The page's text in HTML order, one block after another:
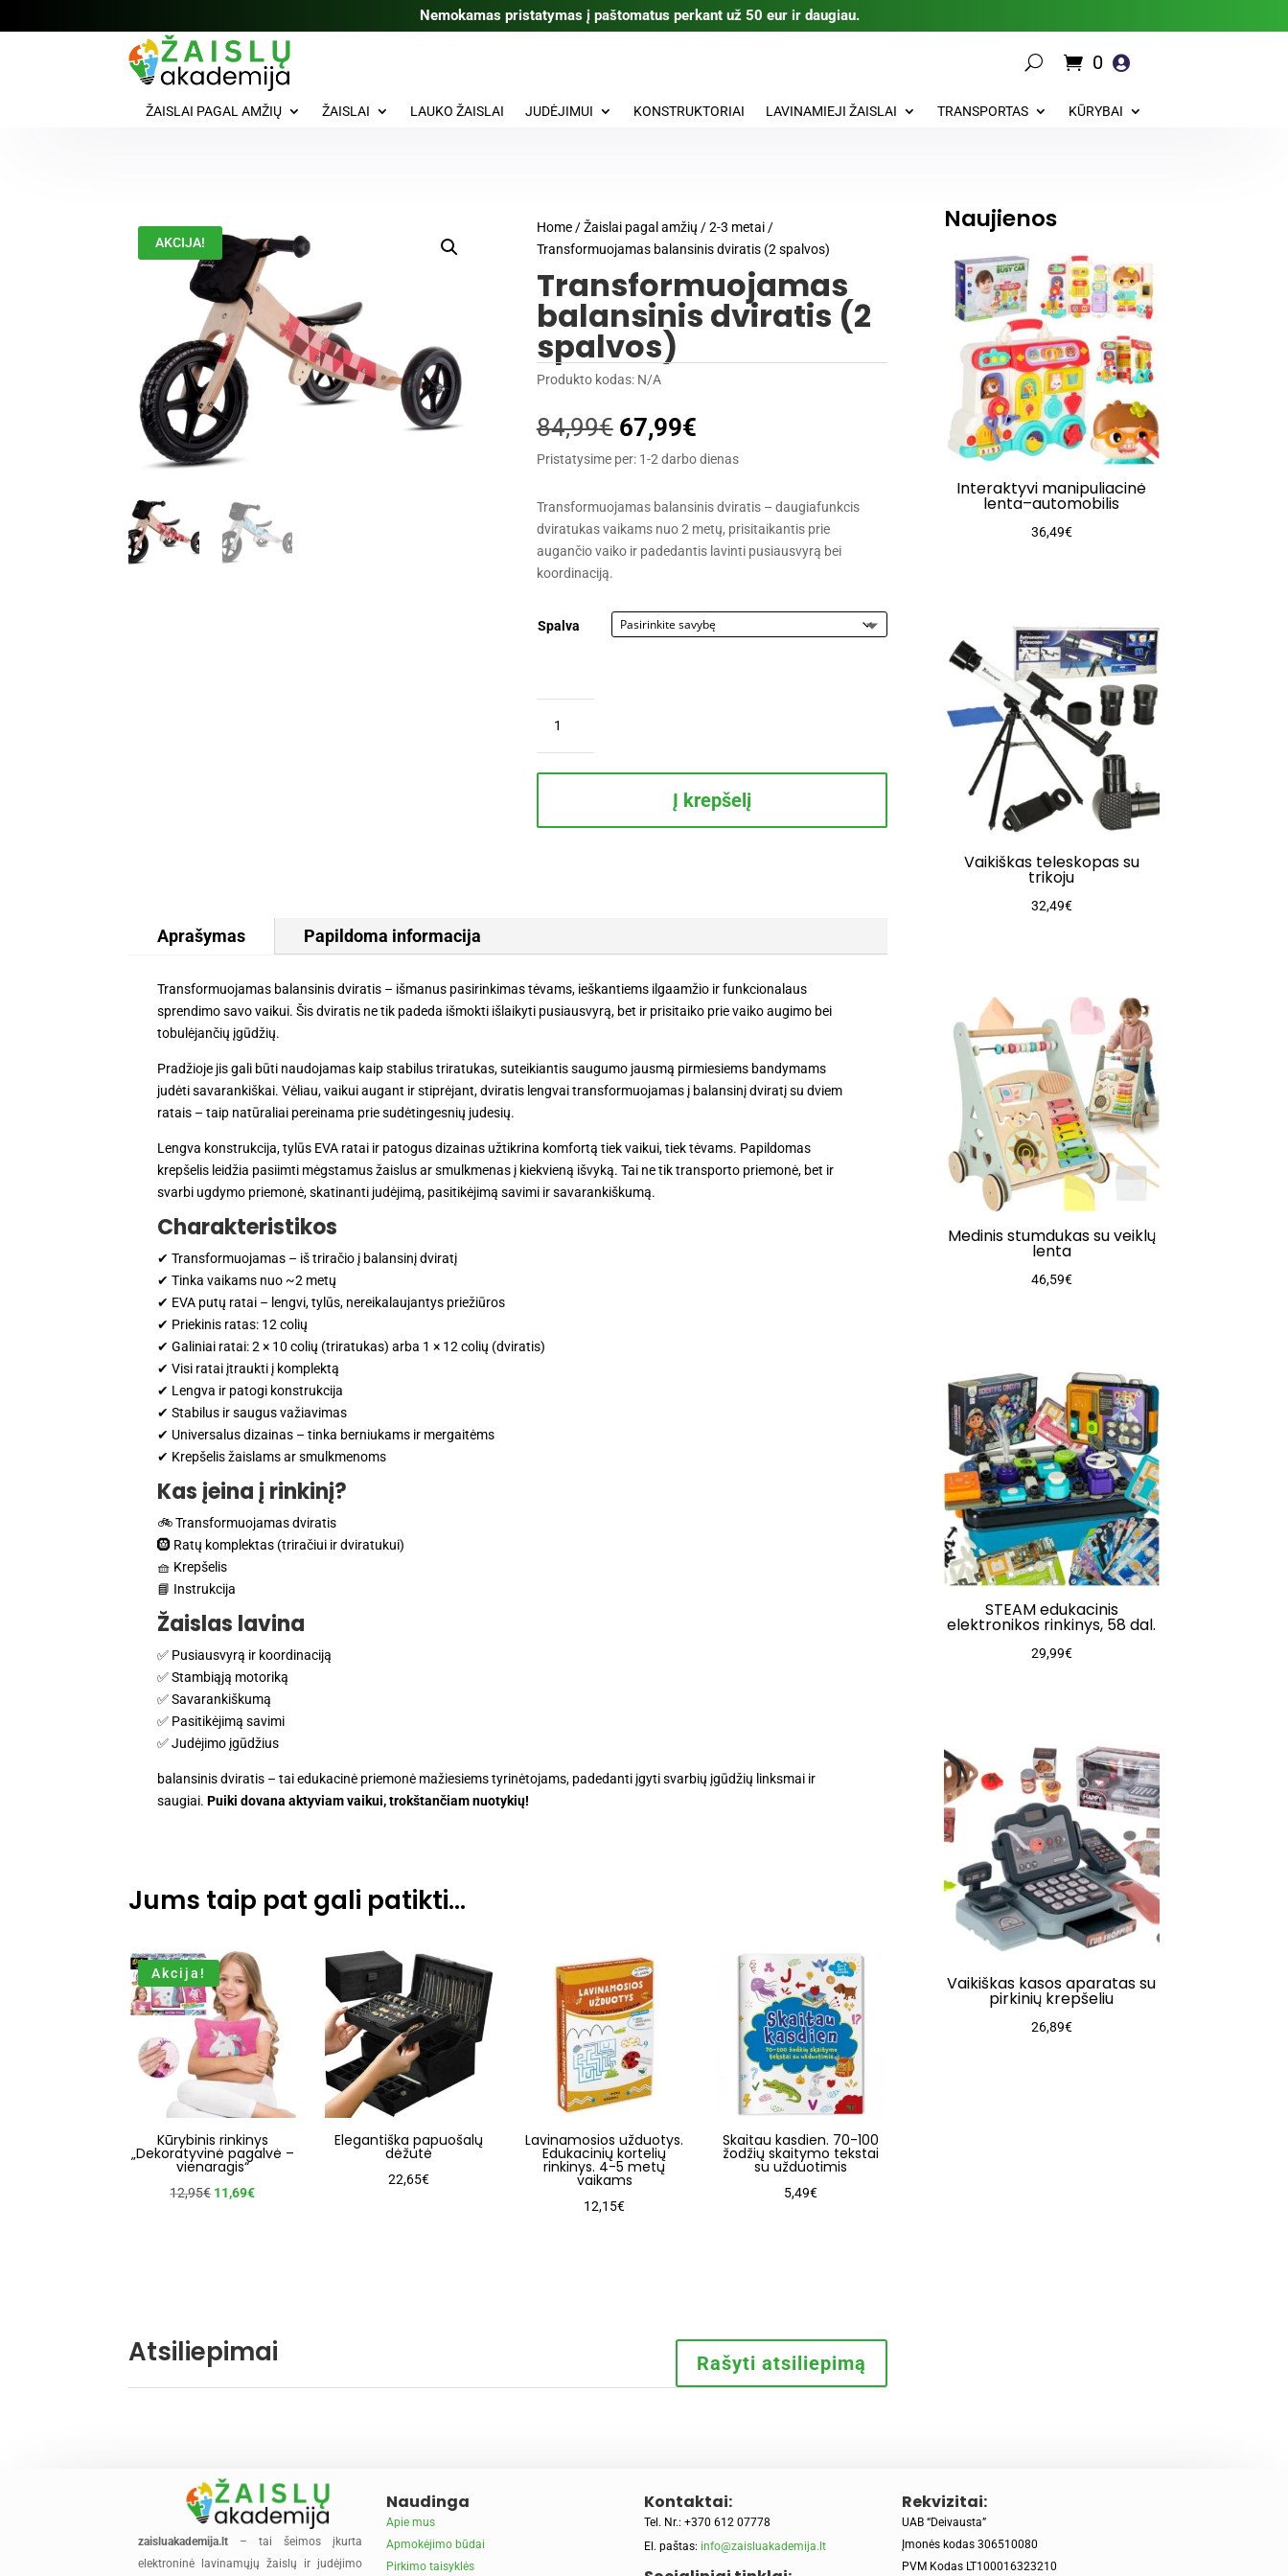
Nemokamas pristatymas į paštomatus perkant už 50 eur ir daugiau.
0 
ŽAISLAI PAGAL AMŽIŲ ŽAISLAI LAUKO ŽAISLAI JUDĖJIMUI KONSTRUKTORIAI LAVINAMIEJI ŽAISLAI TRANSPORTAS KŪRYBAI
AKCIJA!
Home/Žaislai pagal amžių /2-3 metai/
Transformuojamas balansinis dviratis (2 spalvos)
Transformuojamas
balansinis dviratis (2
spalvos)
Produkto kodas: N/A
84,99€ Original
price
was:
67,99€Current
price
is:
Pristatysime per: 1-2 darbo dienas
Transformuojamas balansinis dviratis – daugiafunkcis
dviratukas vaikams nuo 2 metų, prisitaikantis prie
augančio vaiko ir padedantis lavinti pusiausvyrą bei
koordinaciją.
Spalva
kiekis:
Transformuojamas
balansinis
Į krepšelį
Aprašymas Papildoma informacija
Transformuojamas balansinis dviratis – išmanus pasirinkimas tėvams, ieškantiems ilgaamžio ir funkcionalaus
sprendimo savo vaikui. Šis dviratis ne tik padeda išmokti išlaikyti pusiausvyrą, bet ir prisitaiko prie vaiko augimo bei
tobulėjančių įgūdžių.
Pradžioje jis gali būti naudojamas kaip stabilus triratukas, suteikiantis saugumo jausmą pirmiesiems bandymams
judėti savarankiškai. Vėliau, vaikui augant ir stiprėjant, dviratis lengvai transformuojamas į balansinį dviratį su dviem
ratais – taip natūraliai pereinama prie sudėtingesnių judesių.
Lengva konstrukcija, tylūs EVA ratai ir patogus dizainas užtikrina komfortą tiek vaikui, tiek tėvams. Papildomas
krepšelis leidžia pasiimti mėgstamus žaislus ar smulkmenas į kiekvieną išvyką. Tai ne tik transporto priemonė, bet ir
svarbi ugdymo priemonė, skatinanti judėjimą, pasitikėjimą savimi ir savarankiškumą.
Charakteristikos
✔ Transformuojamas – iš triračio į balansinį dviratį
✔ Tinka vaikams nuo ~2 metų
✔ EVA putų ratai – lengvi, tylūs, nereikalaujantys priežiūros
✔ Priekinis ratas: 12 colių
✔ Galiniai ratai: 2 × 10 colių (triratukas) arba 1 × 12 colių (dviratis)
✔ Visi ratai įtraukti į komplektą
✔ Lengva ir patogi konstrukcija
✔ Stabilus ir saugus važiavimas
✔ Universalus dizainas – tinka berniukams ir mergaitėms
✔ Krepšelis žaislams ar smulkmenoms
Kas įeina į rinkinį?
🚲 Transformuojamas dviratis
🛞 Ratų komplektas (triračiui ir dviratukui)
🧺 Krepšelis
📘 Instrukcija
Žaislas lavina
✅ Pusiausvyrą ir koordinaciją
✅ Stambiąją motoriką
✅ Savarankiškumą
✅ Pasitikėjimą savimi
✅ Judėjimo įgūdžius
balansinis dviratis – tai edukacinė priemonė mažiesiems tyrinėtojams, padedanti įgyti svarbių įgūdžių linksmai ir
saugiai.Puiki dovana aktyviam vaikui, trokštančiam nuotykių!
Jums taip pat gali patikti…
Akcija!
Kūrybinis rinkinys
„Dekoratyvinė pagalvė –
vienaragis“
12,95€ Original
11,69€Current
Elegantiška papuošalų
dėžutė
22,65€
Lavinamosios užduotys.
Edukacinių kortelių
rinkinys. 4-5 metų
vaikams
12,15€
Skaitau kasdien. 70-100
žodžių skaitymo tekstai
su užduotimis
5,49€
Atsiliepimai Rašyti atsiliepimą
Naujienos
Interaktyvi manipuliacinė
lenta–automobilis
36,49€
Vaikiškas teleskopas su
trikoju
32,49€
Medinis stumdukas su veiklų
lenta
46,59€
STEAM edukacinis
elektronikos rinkinys, 58 dal.
29,99€
Vaikiškas kasos aparatas su
pirkinių krepšeliu
26,89€
zaisluakademija.lt – tai šeimos įkurta
elektroninė lavinamųjų žaislų ir judėjimo
Naudinga
Apie mus
Apmokėjimo būdai
Pirkimo taisyklės
Kontaktai:
Tel. Nr.: +370 612 07778
El. paštas: info@zaisluakademija.lt
Rekvizitai:
UAB “Deivausta”
Įmonės kodas 306510080
PVM Kodas LT100016323210